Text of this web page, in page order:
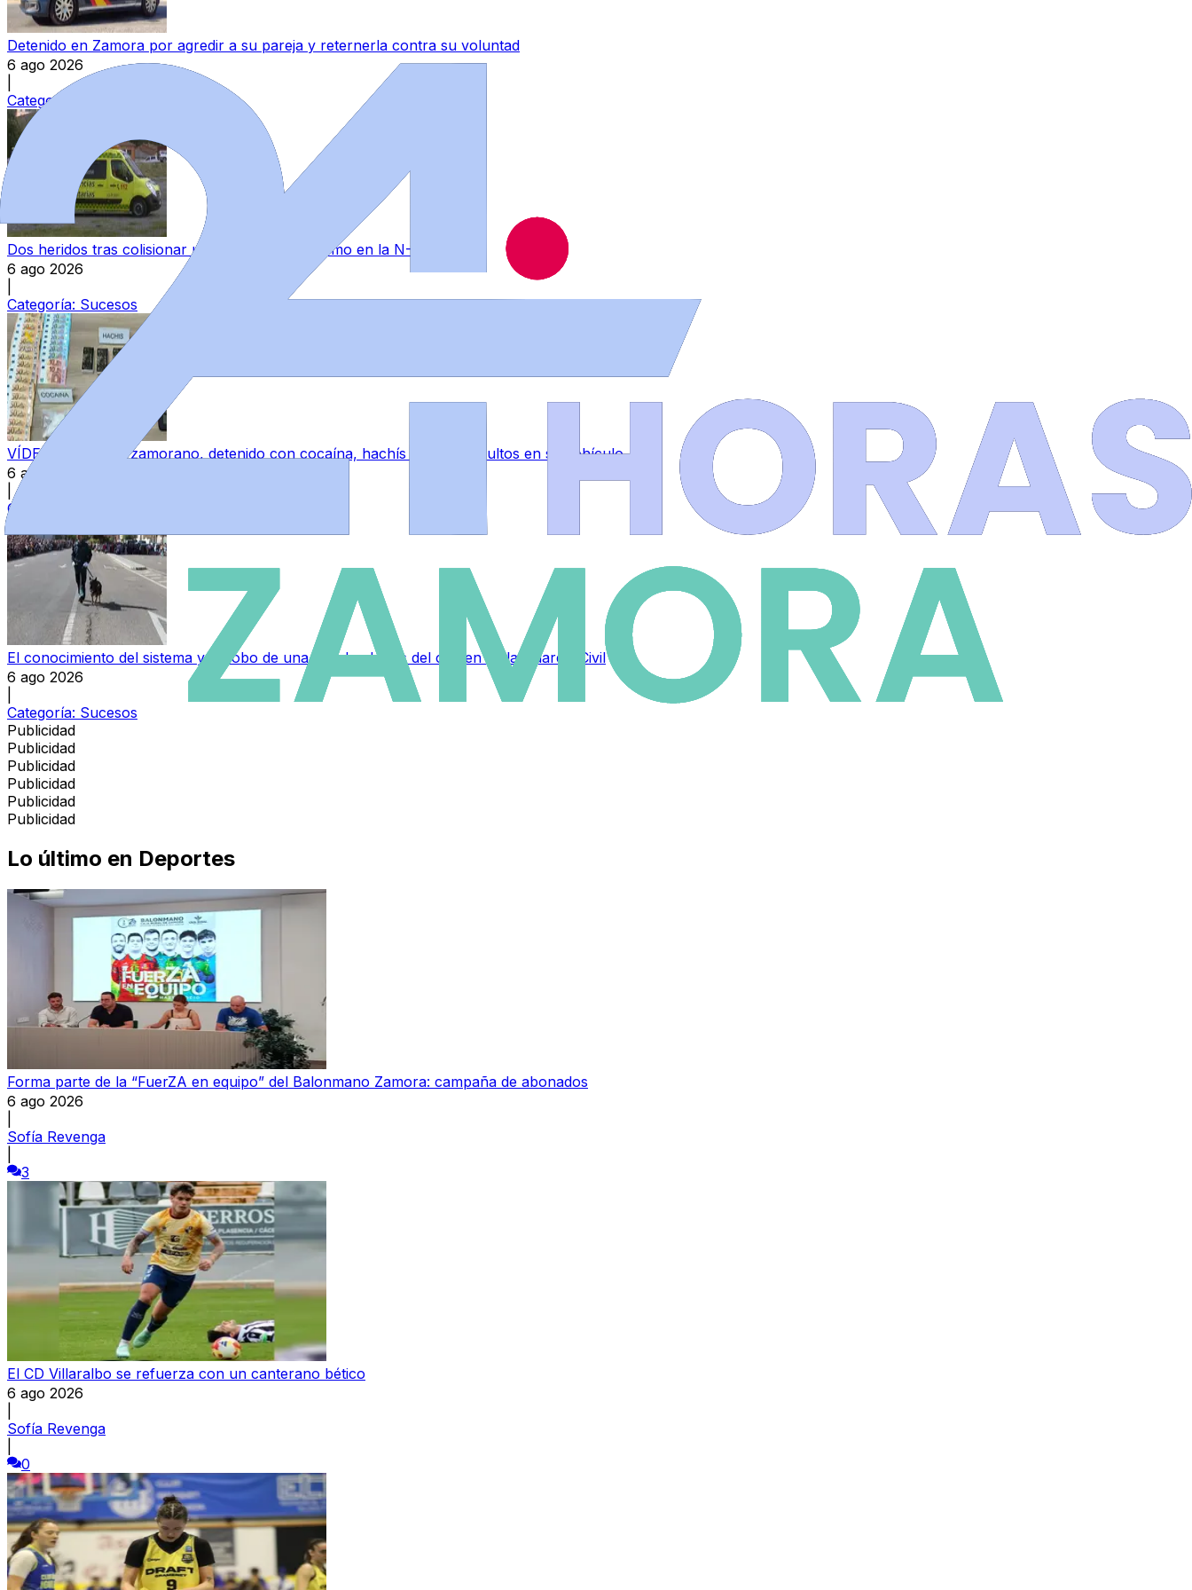
Detenido en Zamora por agredir a su pareja y reternerla contra su voluntad
6 ago 2026
Categoría:
Dos heridos tras colisionar un camión y un turismo en la N-525
6 ago 2026
Categoría: Sucesos
VÍDEO | Un joven zamorano, detenido con cocaína, hachís y dinero ocultos en su vehículo
6 ago 2026
Categoría:
El conocimiento del sistema y el robo de una pistola, detrás del crimen de la Guardia Civil
6 ago 2026
Categoría: Sucesos
Publicidad
Publicidad
Publicidad
Publicidad
Publicidad
Publicidad
Lo último en Deportes
Forma parte de la “FuerZA en equipo” del Balonmano Zamora: campaña de abonados
6 ago 2026
Sofía Revenga
3
El CD Villaralbo se refuerza con un canterano bético
6 ago 2026
Sofía Revenga
0